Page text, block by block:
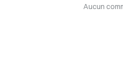
Aucun